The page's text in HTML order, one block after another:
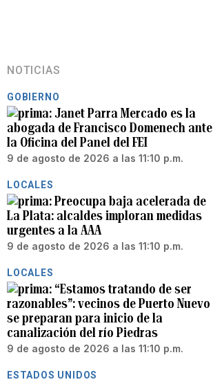
NOTICIAS
GOBIERNO
Janet Parra Mercado es la
abogada de Francisco Domenech ante
la Oficina del Panel del FEI
9 de agosto de 2026 a las 11:10 p.m.
LOCALES
Preocupa baja acelerada de
La Plata: alcaldes imploran medidas
urgentes a la AAA
9 de agosto de 2026 a las 11:10 p.m.
LOCALES
“Estamos tratando de ser
razonables”: vecinos de Puerto Nuevo
se preparan para inicio de la
canalización del río Piedras
9 de agosto de 2026 a las 11:10 p.m.
ESTADOS UNIDOS